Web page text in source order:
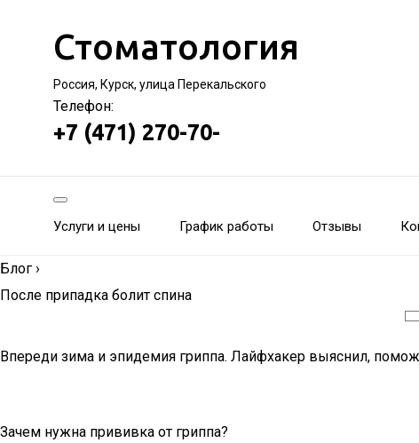
Стоматология
Россия, Курск, улица Перекальского
Телефон:
+7 (471) 270-70-
Услуги и цены График работы Отзывы
Блог ›
После припадка болит спина
Впереди зима и эпидемия гриппа. Лайфхакер выяснил,
Зачем нужна прививка от гриппа?